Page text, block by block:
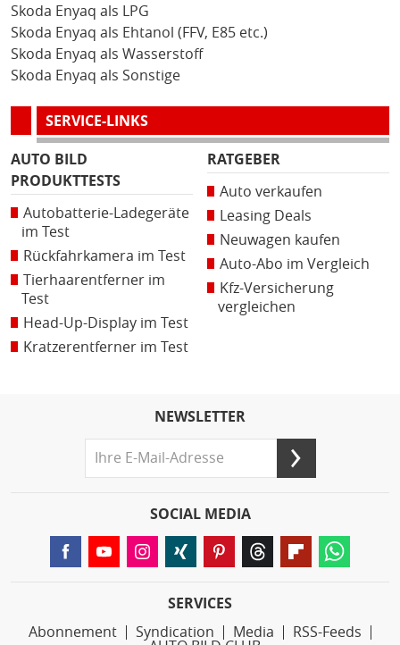
Skoda Enyaq als LPG
Skoda Enyaq als Ehtanol (FFV, E85 etc.)
Skoda Enyaq als Wasserstoff
Skoda Enyaq als Sonstige
SERVICE-LINKS
AUTO BILD
PRODUKTTESTS
Autobatterie-Ladegeräte
im Test
Rückfahrkamera im Test
Tierhaarentferner im
Test
Head-Up-Display im Test
Kratzerentferner im Test
RATGEBER
Auto verkaufen
Leasing Deals
Neuwagen kaufen
Auto-Abo im Vergleich
Kfz-Versicherung
vergleichen
NEWSLETTER
SOCIAL MEDIA
SERVICES
Abonnement
Syndication Media
RSS-Feeds